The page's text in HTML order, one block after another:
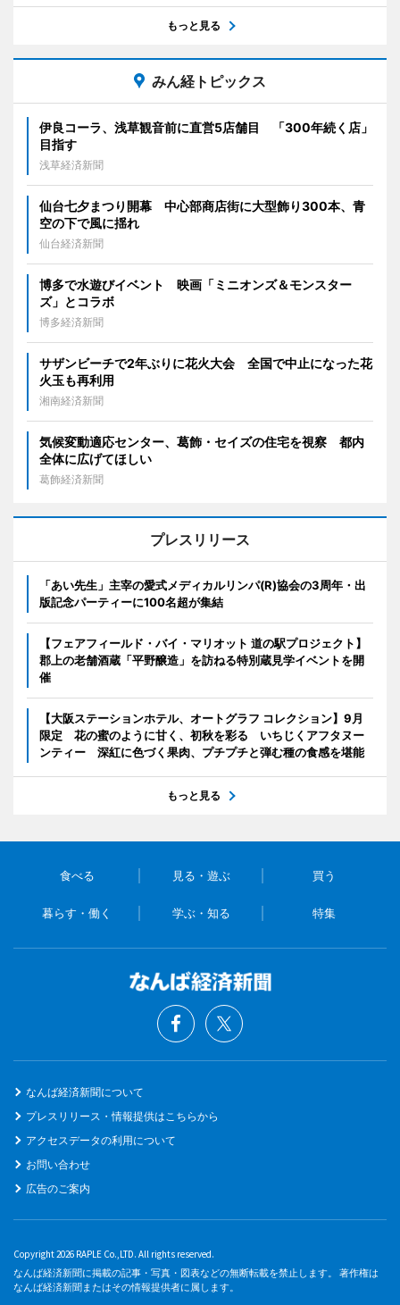
もっと見る
みん経トピックス
伊良コーラ、浅草観音前に直営5店舗目 「300年続く店」
目指す
浅草経済新聞
仙台七夕まつり開幕 中心部商店街に大型飾り300本、青
空の下で風に揺れ
仙台経済新聞
博多で水遊びイベント 映画「ミニオンズ＆モンスター
ズ」とコラボ
博多経済新聞
サザンビーチで2年ぶりに花火大会 全国で中止になった花
火玉も再利用
湘南経済新聞
気候変動適応センター、葛飾・セイズの住宅を視察 都内
全体に広げてほしい
葛飾経済新聞
プレスリリース
「あい先生」主宰の愛式メディカルリンパ(R)協会の3周年・出
版記念パーティーに100名超が集結
【フェアフィールド・バイ・マリオット 道の駅プロジェクト】
郡上の老舗酒蔵「平野醸造」を訪ねる特別蔵見学イベントを開
催
【大阪ステーションホテル、オートグラフ コレクション】9月
限定 花の蜜のように甘く、初秋を彩る いちじくアフタヌー
ンティー 深紅に色づく果肉、プチプチと弾む種の食感を堪能
もっと見る
食べる 見る・遊ぶ 買う
暮らす・働く 学ぶ・知る 特集
なんば経済新聞について
プレスリリース・情報提供はこちらから
アクセスデータの利用について
お問い合わせ
広告のご案内
Copyright 2026 RAPLE Co.,LTD. All rights reserved.
なんば経済新聞に掲載の記事・写真・図表などの無断転載を禁止します。 著作権は
なんば経済新聞またはその情報提供者に属します。